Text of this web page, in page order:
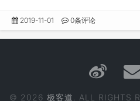
2019-11-01 0条评论
© 2026 极客道 . ALL RIGHTS